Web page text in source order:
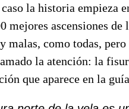
la historia empieza
mejores ascensiones de
malas, como todas,
la atención: la
que aparece en la